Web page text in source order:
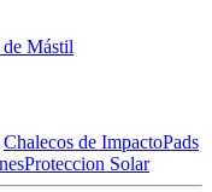
de Mástil
Chalecos de ImpactoPads
Proteccion Solar